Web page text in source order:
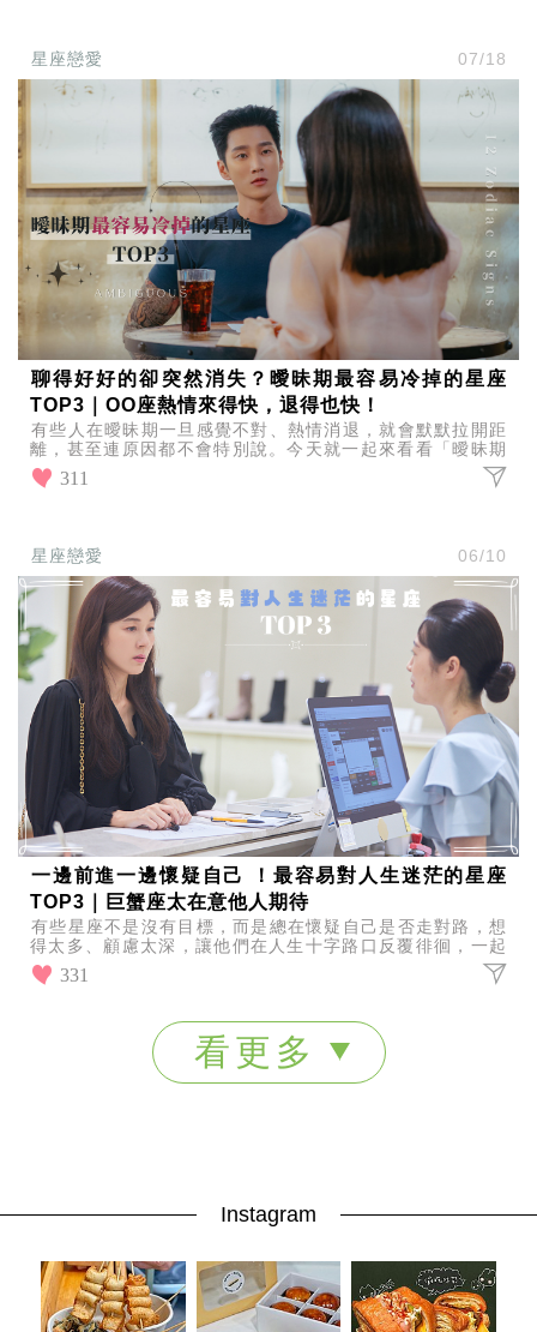
星座戀愛 07/18
聊得好好的卻突然消失？曖昧期最容易冷掉的星座
TOP3｜OO座熱情來得快，退得也快！
有些人在曖昧期一旦感覺不對、熱情消退，就會默默拉開距
離，甚至連原因都不會特別說。今天就一起來看看「曖昧期
最容易冷掉的星座TOP3」，看看誰最容易讓人措手不及！
311
星座戀愛 06/10
一邊前進一邊懷疑自己 ！最容易對人生迷茫的星座
TOP3｜巨蟹座太在意他人期待
有些星座不是沒有目標，而是總在懷疑自己是否走對路，想
得太多、顧慮太深，讓他們在人生十字路口反覆徘徊，一起
看看最容易對人生感到迷茫的星座TOP3有誰上榜！
331
看更多
Instagram